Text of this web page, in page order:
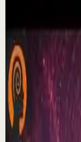
Por qué
de Vivir con
CCésar Lozano
No te olvides
canal para que
ya me sigues